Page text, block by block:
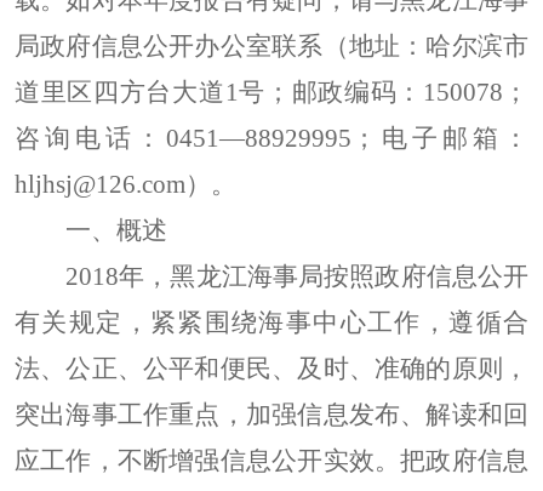
局政府信息公开办公室联系（地址：哈尔滨市
道里区四方台大道 1号 ；邮政编码： 150078 ；
咨询电话： 0451—88929995 ；电子邮箱：
hljhsj@126.com）。
一、概述
2018年，黑龙江海事局按照政府信息公开
有关规定，紧紧围绕海事中心工作，遵循合
法、公正、公平和便民、及时、准确的原则，
突出海事工作重点，加强信息发布、解读和回
应工作，不断增强信息公开实效。把政府信息